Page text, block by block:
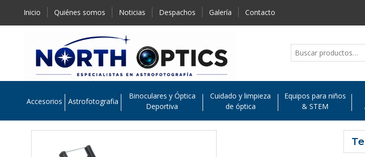
Inicio Quiénes somos Noticias Despachos Galería Contacto
Accesorios Astrofotografia
Binoculares y Óptica
Deportiva
Cuidado y limpieza
de óptica
Equipos para niños
& STEM